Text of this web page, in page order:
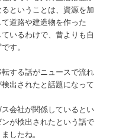
ということは、資源を加
道路や建造物を作った
いるわけで、昔よりも自
す。
する話がニュースで流れ
出されたと話題になって
会社が関係しているとい
が検出されたという話で
したね。